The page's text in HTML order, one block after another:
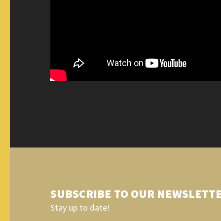
SUBSCRIBE TO OUR
Stay up to date!